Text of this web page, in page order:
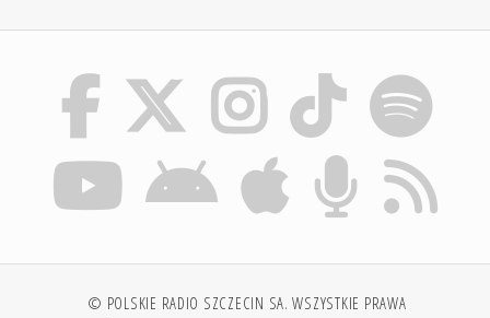
© POLSKIE RADIO SZCZECIN SA. WSZYSTKIE PRAWA